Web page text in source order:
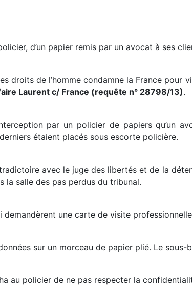
d’un papier remis par un avocat à ses
droits de l’homme condamne la France
Laurent c/ France (requête n° 28798/13).
par un policier de papiers qu’un
étaient placés sous escorte policière.
avec le juge des libertés et de la
la salle des pas perdus du tribunal.
demandèrent une carte de visite
sur un morceau de papier plié. Le
au policier de ne pas respecter la